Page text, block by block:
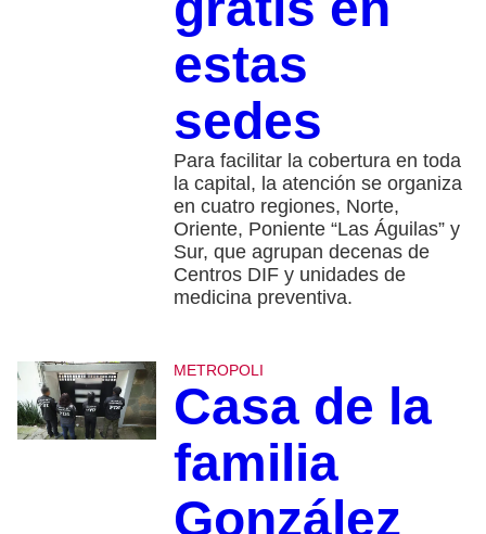
estas
sedes
Para facilitar la cobertura en toda
la capital, la atención se organiza
en cuatro regiones, Norte,
Oriente, Poniente “Las Águilas” y
Sur, que agrupan decenas de
Centros DIF y unidades de
medicina preventiva.
METROPOLI
Casa de la
familia
González